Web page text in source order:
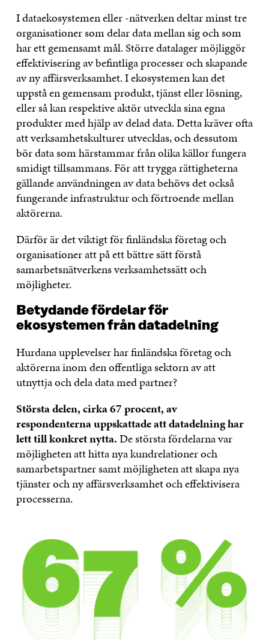
I dataekosystemen eller -nätverken deltar minst tre
organisationer som delar data mellan sig och som
har ett gemensamt mål. Större datalager möjliggör
effektivisering av befintliga processer och skapande
av ny affärsverksamhet. I ekosystemen kan det
uppstå en gemensam produkt, tjänst eller lösning,
eller så kan respektive aktör utveckla sina egna
produkter med hjälp av delad data. Detta kräver ofta
att verksamhetskulturer utvecklas, och dessutom
bör data som härstammar från olika källor fungera
smidigt tillsammans. För att trygga rättigheterna
gällande användningen av data behövs det också
fungerande infrastruktur och förtroende mellan
aktörerna.
Därför är det viktigt för finländska företag och
organisationer att på ett bättre sätt förstå
samarbetsnätverkens verksamhetssätt och
möjligheter.
Betydande fördelar för
ekosystemen från datadelning
Hurdana upplevelser har finländska företag och
aktörerna inom den offentliga sektorn av att
utnyttja och dela data med partner?
Största delen, cirka 67 procent, av
respondenterna uppskattade att datadelning har
lett till konkret nytta.De största fördelarna var
möjligheten att hitta nya kundrelationer och
samarbetspartner samt möjligheten att skapa nya
tjänster och ny affärsverksamhet och effektivisera
processerna.